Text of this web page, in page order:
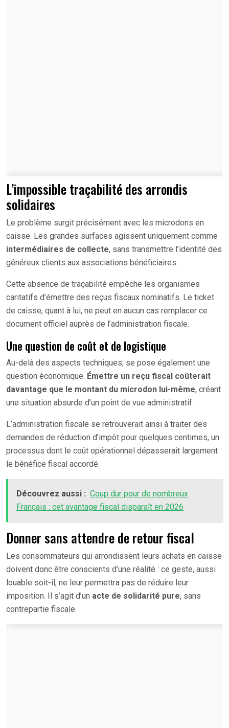
L’impossible traçabilité des arrondis
solidaires
Le problème surgit précisément avec les microdons en
caisse. Les grandes surfaces agissent uniquement comme
intermédiaires de collecte, sans transmettre l’identité des
généreux clients aux associations bénéficiaires.
Cette absence de traçabilité empêche les organismes
caritatifs d’émettre des reçus fiscaux nominatifs. Le ticket
de caisse, quant à lui, ne peut en aucun cas remplacer ce
document officiel auprès de l’administration fiscale.
Une question de coût et de logistique
Au-delà des aspects techniques, se pose également une
question économique. Émettre un reçu fiscal coûterait
davantage que le montant du microdon lui-même, créant
une situation absurde d’un point de vue administratif.
L’administration fiscale se retrouverait ainsi à traiter des
demandes de réduction d’impôt pour quelques centimes, un
processus dont le coût opérationnel dépasserait largement
le bénéfice fiscal accordé.
Découvrez aussi : Coup dur pour de nombreux
Français : cet avantage fiscal disparaît en 2026
Donner sans attendre de retour fiscal
Les consommateurs qui arrondissent leurs achats en caisse
doivent donc être conscients d’une réalité : ce geste, aussi
louable soit-il, ne leur permettra pas de réduire leur
imposition. Il s’agit d’un acte de solidarité pure, sans
contrepartie fiscale.